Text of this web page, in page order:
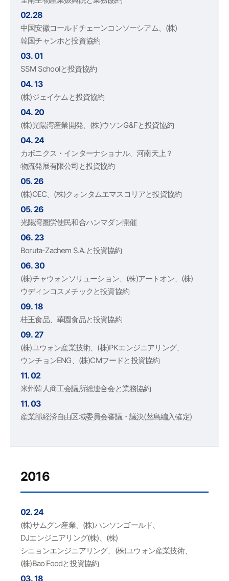
02.28
中国安徽コールドチェーンコンソーシアム、(株)
韓国チャンホと投資協約
03. 01
SSM Schoolと投資協約
04. 13
(株)ジェイケムと投資協約
04. 20
(株)光陽湾産業開発、(株)ウソンG&Fと投資協約
04. 24
カボニクス・インターナショナル、河南天上？
物流発展有限公司と投資協約
05. 26
(株)OEC、(株)クォンタムエマスコリアと投資協約
05. 26
光陽湾圏労使民和合ハンマダン開催
06. 23
Boruta-Zachem S.A.と投資協約
06. 30
(株)チャウォンソリューション、(株)アートオン、(株)
ウディンコスメチックと投資協約
09. 18
桂王食品、華園食品と投資協約
09. 27
(株)ユウォン産業技術、(株)PKエンジニアリング、
ウンチョンENG、(株)CMフードと投資協約
11. 02
米州韓人商工会議所総連合会と業務協約
11. 03
産業部経済自由区域委員会審議・議決(莖島編入確定)
2016
02. 24
(株)サムグン産業、(株)ハンソンゴールド、
DJエンジニアリング(株)、(株)
シニョンエンジニアリング、(株)ユウォン産業技術、
(株)Bao Foodと投資協約
03. 18